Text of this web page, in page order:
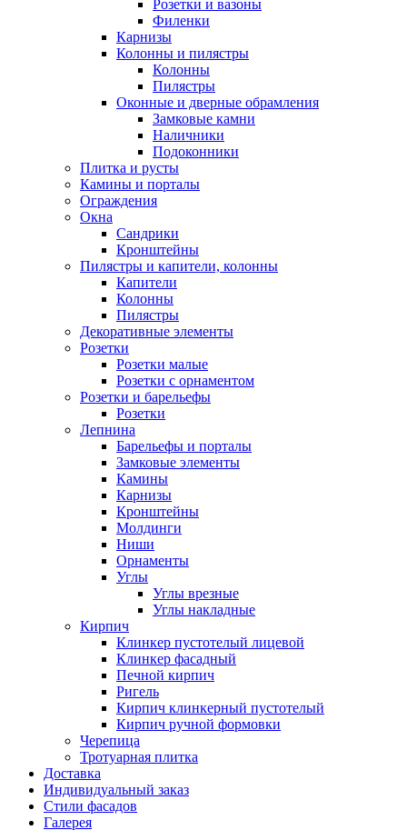
Розетки и вазоны
Филенки
Карнизы
Колонны и пилястры
Колонны
Пилястры
Оконные и дверные обрамления
Замковые камни
Наличники
Подоконники
Плитка и русты
Камины и порталы
Ограждения
Окна
Сандрики
Кронштейны
Пилястры и капители, колонны
Капители
Колонны
Пилястры
Декоративные элементы
Розетки
Розетки малые
Розетки с орнаментом
Розетки и барельефы
Розетки
Лепнина
Барельефы и порталы
Замковые элементы
Камины
Карнизы
Кронштейны
Молдинги
Ниши
Орнаменты
Углы
Углы врезные
Углы накладные
Кирпич
Клинкер пустотелый лицевой
Клинкер фасадный
Печной кирпич
Ригель
Кирпич клинкерный пустотелый
Кирпич ручной формовки
Черепица
Тротуарная плитка
Доставка
Индивидуальный заказ
Стили фасадов
Галерея